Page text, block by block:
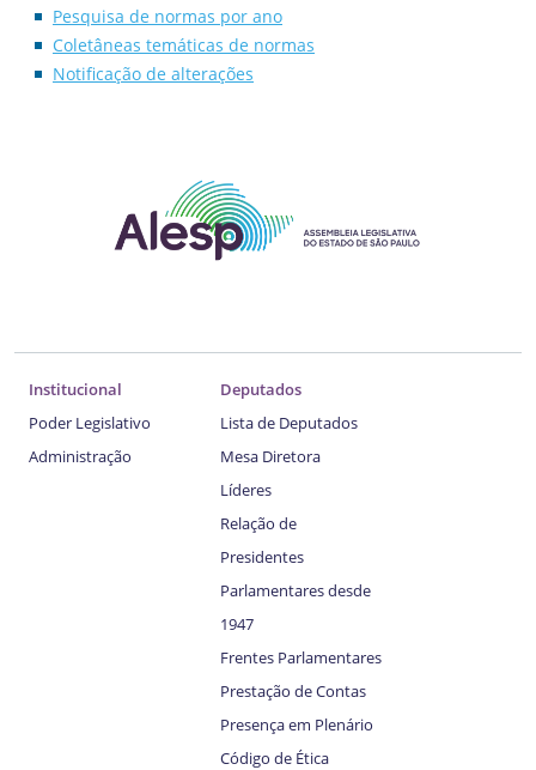
Pesquisa de normas por ano
Coletâneas temáticas de normas
Notificação de alterações
Institucional
Poder Legislativo
Administração
Deputados
Lista de Deputados
Mesa Diretora
Líderes
Relação de
Presidentes
Parlamentares desde
1947
Frentes Parlamentares
Prestação de Contas
Presença em Plenário
Código de Ética